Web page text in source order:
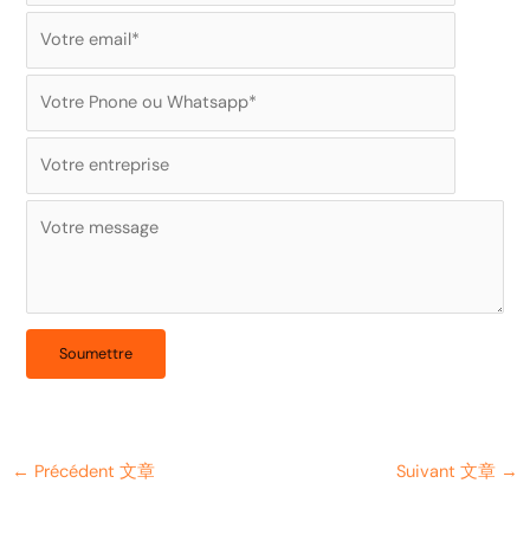
← Précédent 文章 Suivant 文章 →